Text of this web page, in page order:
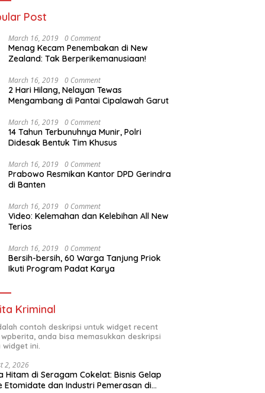
Post
March 16, 2019 0 Comment
Menag Kecam Penembakan di New
Zealand: Tak Berperikemanusiaan!
March 16, 2019 0 Comment
2 Hari Hilang, Nelayan Tewas
Mengambang di Pantai Cipalawah Garut
March 16, 2019 0 Comment
14 Tahun Terbunuhnya Munir, Polri
Didesak Bentuk Tim Khusus
March 16, 2019 0 Comment
Prabowo Resmikan Kantor DPD Gerindra
di Banten
March 16, 2019 0 Comment
Video: Kelemahan dan Kelebihan All New
Terios
March 16, 2019 0 Comment
Bersih-bersih, 60 Warga Tanjung Priok
Ikuti Program Padat Karya
Kriminal
contoh deskripsi untuk widget recent
anda bisa memasukkan deskripsi
widget ini.
2, 2026
Hitam di Seragam Cokelat: Bisnis Gelap
Etomidate dan Industri Pemerasan di